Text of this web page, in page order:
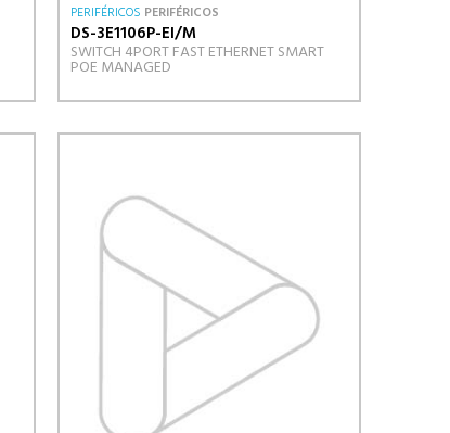
PERIFÉRICOS PERIFÉRICOS
DS-3E1106P-EI/M
SWITCH 4PORT FAST ETHERNET SMART
POE MANAGED